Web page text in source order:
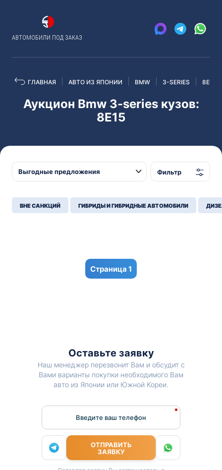
АВТОМОБИЛИ ПОД ЗАКАЗ
ГЛАВНАЯ АВТО ИЗ ЯПОНИИ BMW 3-SERIES 8E15
Аукцион Bmw 3-series кузов:
8E15
Фильтр
ВНЕ САНКЦИЙ ГИБРИДЫ И ГИБРИДНЫЕ АВТОМОБИЛИ
1
Оставьте заявку
Наш менеджер перезвонит Вам и обсудит с
Вами варианты покупки необходимого Вам
авто из Японии или Южной Кореи.
Введите ваш телефон
ОТПРАВИТЬ
ЗАЯВКУ